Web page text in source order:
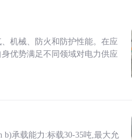
机械、防火和防护性能。在应
优势满足不同领域对电力供应
b)承载能力:标载30-35吨,最大允